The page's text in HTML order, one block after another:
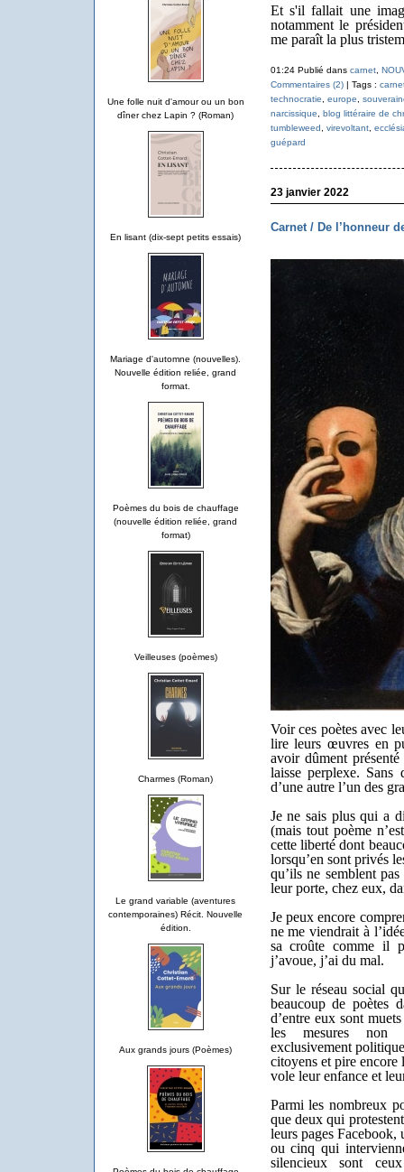
Une folle nuit d'amour ou un bon
dîner chez Lapin ? (Roman)
En lisant (dix-sept petits essais)
Mariage d'automne (nouvelles).
Nouvelle édition reliée, grand
format.
Poèmes du bois de chauffage
(nouvelle édition reliée, grand
format)
Veilleuses (poèmes)
Charmes (Roman)
Le grand variable (aventures
contemporaines) Récit. Nouvelle
édition.
Aux grands jours (Poèmes)
Et s'il fallait une
notamment le
me paraît la plus
01:24 Publié dans carnet,
Commentaires (2)| Tags :
technocratie
europe
narcissique
blog littéraire de
tumbleweed
virevoltant,
guépard
23 janvier 2022
Carnet / De l’honneur
Voir ces poètes avec
lire leurs œuvres en
avoir dûment
laisse perplexe. Sans
d’une autre l’un des
Je ne sais plus qui a
(mais tout poème
cette liberté dont
lorsqu’en sont privés
qu’ils ne semblent
leur porte, chez eux,
Je peux encore
ne me viendrait à
sa croûte comme il
j’avoue, j’ai du mal.
Sur le réseau social
beaucoup de poètes
d’entre eux sont
les mesures non
exclusivement
citoyens et pire encore
vole leur enfance et
Parmi les nombreux
que deux qui
leurs pages Facebook,
ou cinq qui
silencieux sont